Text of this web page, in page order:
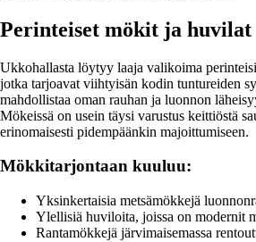
Perinteiset mökit ja huvilat
Ukkohallasta löytyy laaja valikoima
jotka tarjoavat viihtyisän kodin tuntureiden
mahdollistaa oman rauhan ja luonnon
Mökeissä on usein täysi varustus keittiöstä
erinomaisesti pidempäänkin majoittumiseen.
Mökkitarjontaan kuuluu:
Yksinkertaisia metsämökkejä
Ylellisiä huviloita, joissa on modernit
Rantamökkejä järvimaisemassa